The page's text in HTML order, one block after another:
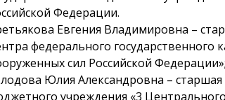
Федерации.
Евгения Владимировна –
федерального государственного
сил Российской Федерации»;
Юлия Александровна – старшая
учреждения «3